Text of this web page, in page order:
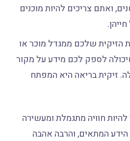
ואתם צריכים להיות מוכנים
שלכם ממגדל מוכר או
לספק לכם מידע על מקור
זיקית בריאה היא המפתח
להיות חוויה מתגמלת ומעשירה
הידע המתאים, והרבה אהבה